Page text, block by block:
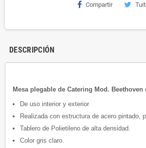
Compartir
DESCRIPCIÓN
Mesa plegable de Catering Mod. Beethoven
De uso interior y exterior
Realizada con estructura de acero pintado,
Tablero de Polietileno de alta densidad.
Color gris claro.